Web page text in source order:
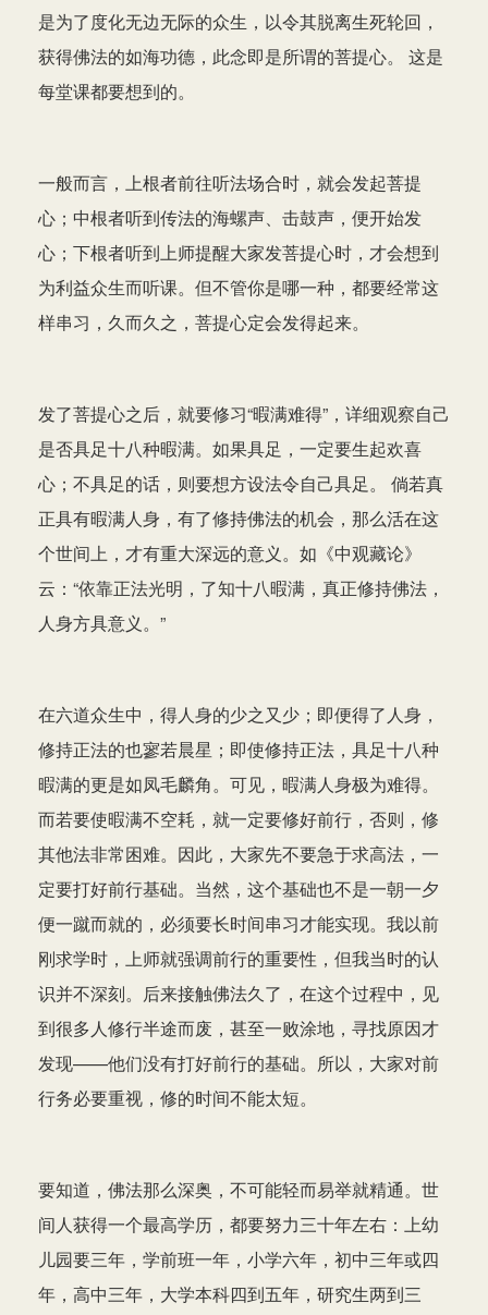
是为了度化无边无际的众生，以令其脱离生死轮回，
获得佛法的如海功德，此念即是所谓的菩提心。 这是
每堂课都要想到的。
一般而言，上根者前往听法场合时，就会发起菩提
心；中根者听到传法的海螺声、击鼓声，便开始发
心；下根者听到上师提醒大家发菩提心时，才会想到
为利益众生而听课。但不管你是哪一种，都要经常这
样串习，久而久之，菩提心定会发得起来。
发了菩提心之后，就要修习“暇满难得”，详细观察自己
是否具足十八种暇满。如果具足，一定要生起欢喜
心；不具足的话，则要想方设法令自己具足。 倘若真
正具有暇满人身，有了修持佛法的机会，那么活在这
个世间上，才有重大深远的意义。如《中观藏论》
云：“依靠正法光明，了知十八暇满，真正修持佛法，
人身方具意义。”
在六道众生中，得人身的少之又少；即便得了人身，
修持正法的也寥若晨星；即使修持正法，具足十八种
暇满的更是如凤毛麟角。可见，暇满人身极为难得。
而若要使暇满不空耗，就一定要修好前行，否则，修
其他法非常困难。因此，大家先不要急于求高法，一
定要打好前行基础。当然，这个基础也不是一朝一夕
便一蹴而就的，必须要长时间串习才能实现。我以前
刚求学时，上师就强调前行的重要性，但我当时的认
识并不深刻。后来接触佛法久了，在这个过程中，见
到很多人修行半途而废，甚至一败涂地，寻找原因才
发现——他们没有打好前行的基础。所以，大家对前
行务必要重视，修的时间不能太短。
要知道，佛法那么深奥，不可能轻而易举就精通。世
间人获得一个最高学历，都要努力三十年左右：上幼
儿园要三年，学前班一年，小学六年，初中三年或四
年，高中三年，大学本科四到五年，研究生两到三